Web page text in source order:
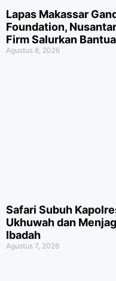
Lapas Makassar
Foundation,
Firm Salurkan
Agustus 8, 2026
Safari Subuh
Ukhuwah dan
Ibadah
Agustus 7, 2026